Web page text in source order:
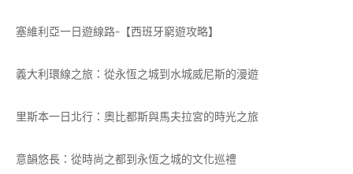
塞維利亞一日遊線路-【西班牙窮遊攻略】
義大利環線之旅：從永恆之城到水城威尼斯的漫遊
里斯本一日北行：奧比都斯與馬夫拉宮的時光之旅
意韻悠長：從時尚之都到永恆之城的文化巡禮